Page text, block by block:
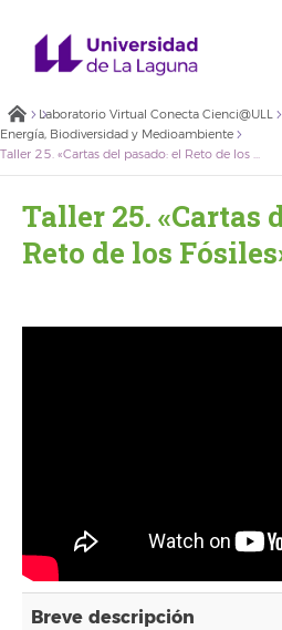
Laboratorio Virtual Conecta Cienci@ULL
Energía, Biodiversidad y Medioambiente
Taller 25. «Cartas del pasado: el Reto de los Fósiles»
Taller 25. «Cartas
Reto de los
Breve descripción